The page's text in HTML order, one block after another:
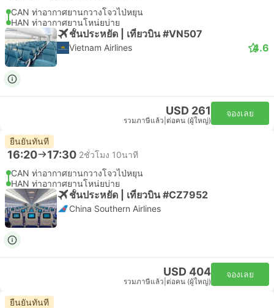
CAN ท่าอากาศยานกวางโจวไป่หยุน
HAN ท่าอากาศยานโหน่ยบ่าย
ชั้นประหยัด | เที่ยวบิน #VN507
Vietnam Airlines 4.6
USD 261
รวมภาษีแล้ว ต่อคน (ผู้ใหญ่)
จองเลย
ยืนยันทันที
16:20 17:30 2ชั่วโมง 10นาที
CAN ท่าอากาศยานกวางโจวไป่หยุน
HAN ท่าอากาศยานโหน่ยบ่าย
ชั้นประหยัด | เที่ยวบิน #CZ7952
China Southern Airlines
USD 404
รวมภาษีแล้ว ต่อคน (ผู้ใหญ่)
จองเลย
ยืนยันทันที